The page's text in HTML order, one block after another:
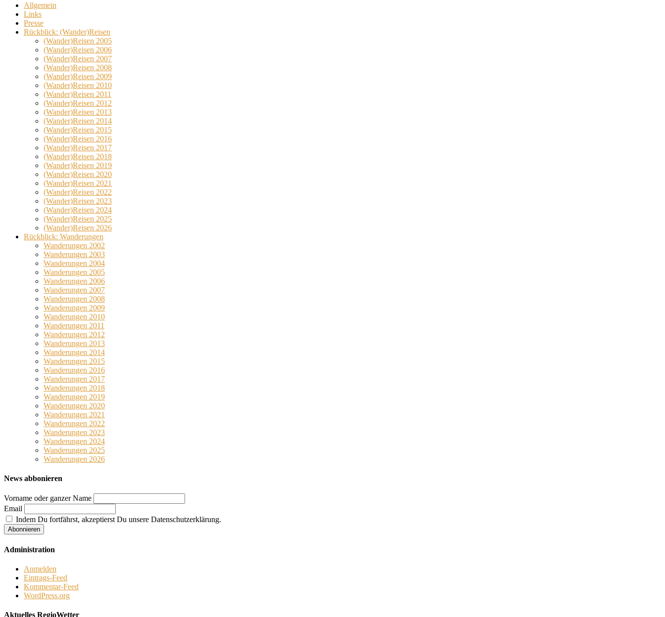
Allgemein
Links
Presse
Rückblick: (Wander)Reisen
(Wander)Reisen 2005
(Wander)Reisen 2006
(Wander)Reisen 2007
(Wander)Reisen 2008
(Wander)Reisen 2009
(Wander)Reisen 2010
(Wander)Reisen 2011
(Wander)Reisen 2012
(Wander)Reisen 2013
(Wander)Reisen 2014
(Wander)Reisen 2015
(Wander)Reisen 2016
(Wander)Reisen 2017
(Wander)Reisen 2018
(Wander)Reisen 2019
(Wander)Reisen 2020
(Wander)Reisen 2021
(Wander)Reisen 2022
(Wander)Reisen 2023
(Wander)Reisen 2024
(Wander)Reisen 2025
(Wander)Reisen 2026
Rückblick: Wanderungen
Wanderungen 2002
Wanderungen 2003
Wanderungen 2004
Wanderungen 2005
Wanderungen 2006
Wanderungen 2007
Wanderungen 2008
Wanderungen 2009
Wanderungen 2010
Wanderungen 2011
Wanderungen 2012
Wanderungen 2013
Wanderungen 2014
Wanderungen 2015
Wanderungen 2016
Wanderungen 2017
Wanderungen 2018
Wanderungen 2019
Wanderungen 2020
Wanderungen 2021
Wanderungen 2022
Wanderungen 2023
Wanderungen 2024
Wanderungen 2025
Wanderungen 2026
News abbonieren
Vorname oder ganzer Name
Email
Indem Du fortfährst, akzeptierst Du unsere Datenschutzerklärung.
Administration
Anmelden
Eintrags-Feed
Kommentar-Feed
WordPress.org
Aktuelles RegioWetter